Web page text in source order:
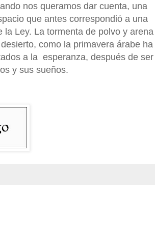
nos queramos dar cuenta, una
que antes correspondió a una
Ley. La tormenta de polvo y arena
como la primavera árabe ha
a la esperanza, después de ser
y sus sueños.